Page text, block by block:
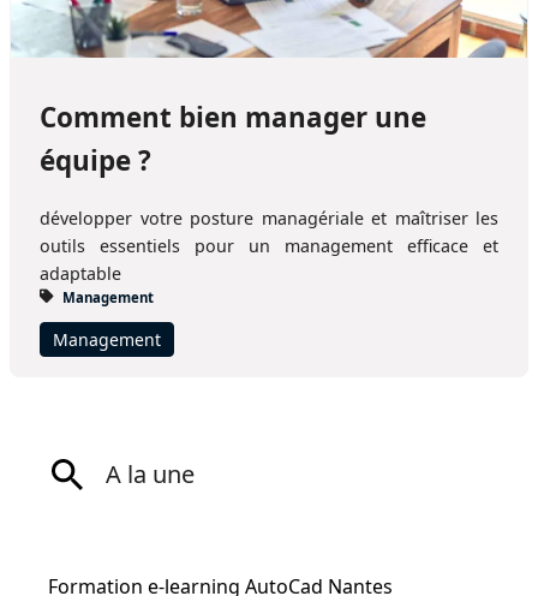
Comment bien manager une
équipe ?
développer votre posture managériale et maîtriser les
outils essentiels pour un management efficace et
adaptable
Management
Management
A la une
Formation e-learning AutoCad Nantes